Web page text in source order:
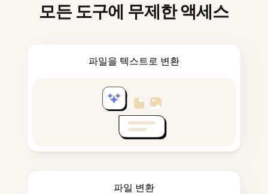
모든 도구에 무제한 액세스
파일을 텍스트로 변환
파일 변환